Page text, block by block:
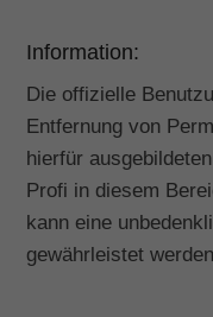
Information:
Die offizielle
Entfernung von
hierfür
Profi in diesem
kann eine
gewährleistet